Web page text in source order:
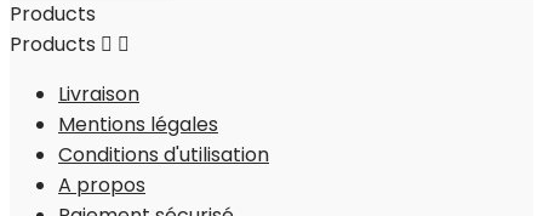
Products
Products  
Livraison
Mentions légales
Conditions d'utilisation
A propos